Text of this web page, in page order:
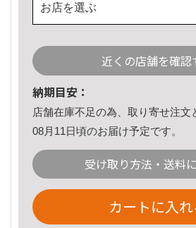
お店を選ぶ
近くの店舗を確認
納期目安：
店舗在庫不足の為、取り寄せ注文
08月11日頃のお届け予定です。
受け取り方法・送料
カートに入れ